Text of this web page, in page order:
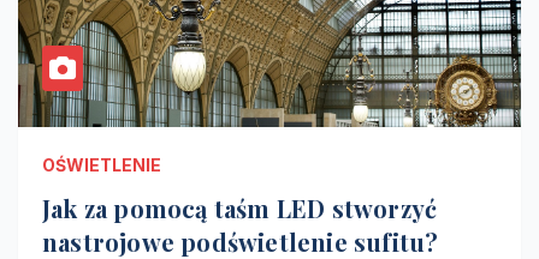
OŚWIETLENIE
Jak za pomocą taśm LED stworzyć
nastrojowe podświetlenie sufitu?